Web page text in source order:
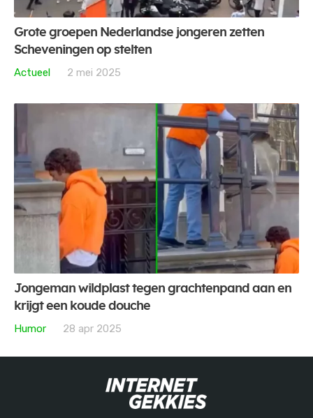
Grote groepen Nederlandse jongeren zetten
Scheveningen op stelten
Actueel
2 mei 2025
Jongeman wildplast tegen grachtenpand aan en
krijgt een koude douche
Humor
28 apr 2025